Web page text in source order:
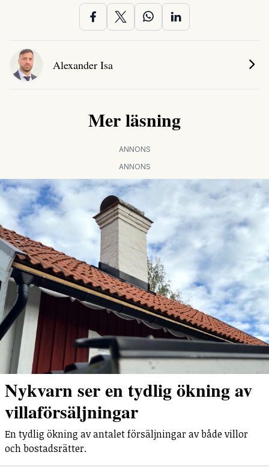
Alexander Isa
Mer läsning
ANNONS
ANNONS
Nykvarn ser en tydlig ökning av
villaförsäljningar
En tydlig ökning av antalet försäljningar av både villor
och bostadsrätter.